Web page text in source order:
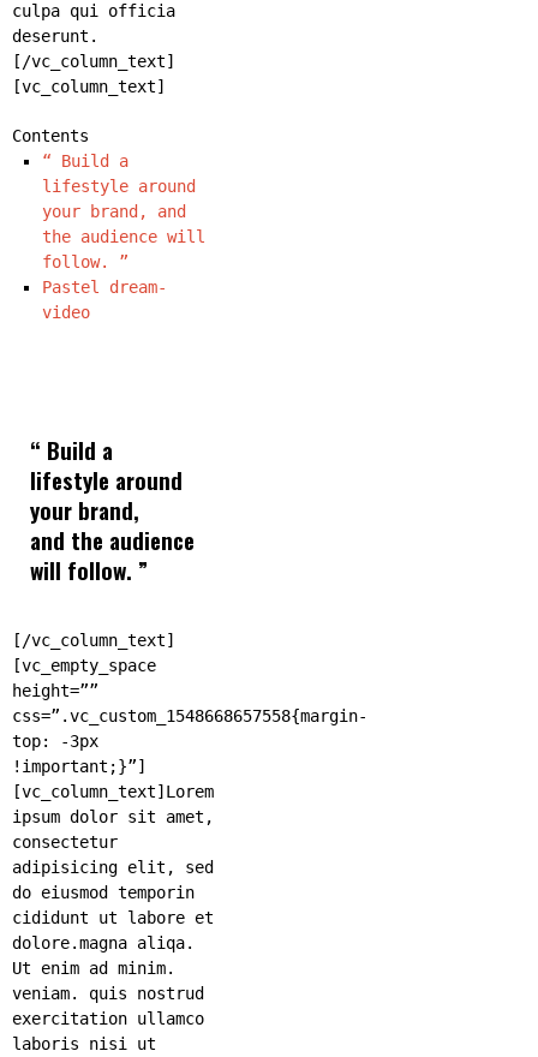
culpa qui officia
deserunt.
[/vc_column_text]
[vc_column_text]
Contents
“ Build a
lifestyle around
your brand, and
the audience will
follow. ”
Pastel dream-
video
“ Build a
lifestyle around
your brand,
and the audience
will follow. ”
[/vc_column_text]
[vc_empty_space
height=””
css=”.vc_custom_1548668657558{margin-
top: -3px
!important;}”]
[vc_column_text]Lorem
ipsum dolor sit amet,
consectetur
adipisicing elit, sed
do eiusmod temporin
cididunt ut labore et
dolore.magna aliqa.
Ut enim ad minim.
veniam. quis nostrud
exercitation ullamco
laboris nisi ut